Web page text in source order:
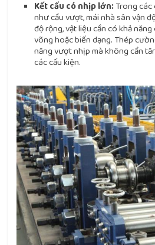
Kết cấu có nhịp lớn:Trong
như cầu vượt, mái nhà sân vận
độ rộng, vật liệu cần có khả
võng hoặc biến dạng. Thép
năng vượt nhịp mà không cần
các cấu kiện.